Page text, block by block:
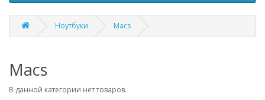
Ноутбуки Macs
Macs
В данной категории нет товаров.